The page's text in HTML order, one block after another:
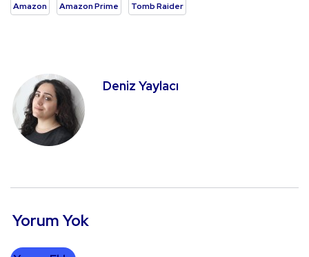
Amazon Amazon Prime Tomb Raider
Deniz Yaylacı
Yorum Yok